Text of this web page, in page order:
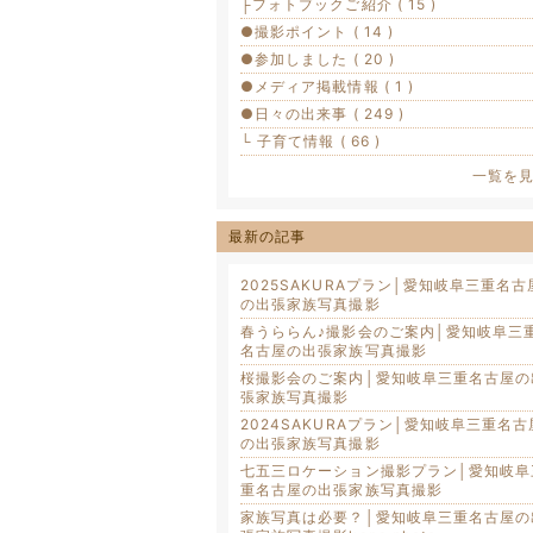
├フォトブックご紹介 ( 15 )
●撮影ポイント ( 14 )
●参加しました ( 20 )
●メディア掲載情報 ( 1 )
●日々の出来事 ( 249 )
└ 子育て情報 ( 66 )
一覧を
最新の記事
2025SAKURAプラン│愛知岐阜三重名古
の出張家族写真撮影
春うららん♪撮影会のご案内│愛知岐阜三
名古屋の出張家族写真撮影
桜撮影会のご案内│愛知岐阜三重名古屋の
張家族写真撮影
2024SAKURAプラン│愛知岐阜三重名古
の出張家族写真撮影
七五三ロケーション撮影プラン│愛知岐阜
重名古屋の出張家族写真撮影
家族写真は必要？│愛知岐阜三重名古屋の